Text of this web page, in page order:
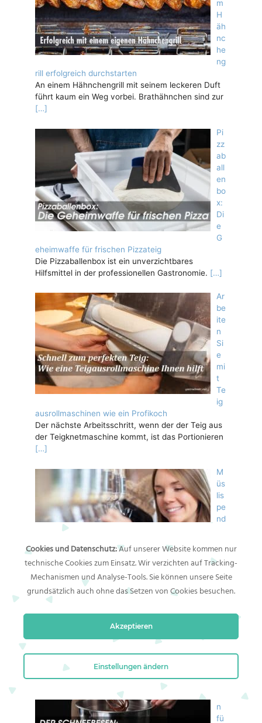
m
H
äh
nc
he
ng
rill erfolgreich durchstarten
An einem Hähnchengrill mit seinem leckeren Duft
führt kaum ein Weg vorbei. Brathähnchen sind zur
[…]
Pi
zz
ab
all
en
bo
x:
Di
e
G
eheimwaffe für frischen Pizzateig
Die Pizzaballenbox ist ein unverzichtbares
Hilfsmittel in der professionellen Gastronomie. […]
Ar
be
ite
n
Si
e
mi
t
Te
ig
ausrollmaschinen wie ein Profikoch
Der nächste Arbeitsschritt, wenn der der Teig aus
der Teigknetmaschine kommt, ist das Portionieren
[…]
M
üs
lis
pe
nd
r
da
s
Frühstücksbuffet
Müsli Frühstückscerealien sorgen für einen
gesunden und ausgewogenen Start in den Tag.
n
fü
Cookies und Datenschutz:Auf unserer Website kommen nur
technische Cookies zum Einsatz. Wir verzichten auf Tracking-
Mechanismen und Analyse-Tools. Sie können unsere Seite
grundsätzlich auch ohne das Setzen von Cookies besuchen.
Akzeptieren
Einstellungen ändern